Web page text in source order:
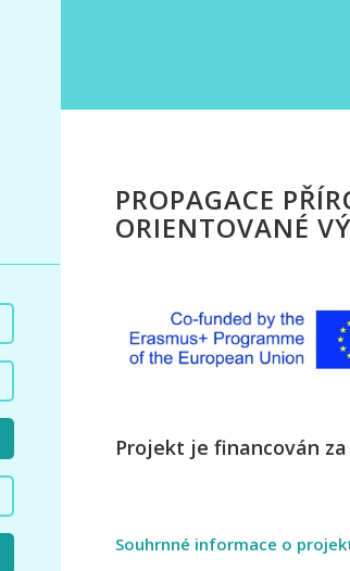
PROPAGACE
ORIENTOVANÉ
Projekt je financován
Souhrnné informace o